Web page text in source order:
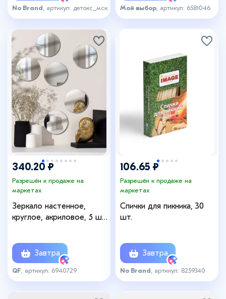
No Brand , артикул: детокс_мск Мой выбор , артикул: 6581046
340.20 ₽
Разрешён к продаже на
маркетах
Зеркало настенное,
круглое, акриловое, 5 шт.,
Завтра
QF , артикул: 6940729
106.65 ₽
Разрешён к продаже на
маркетах
Спички для пикника, 30
шт.
Завтра
No Brand , артикул: 8259340